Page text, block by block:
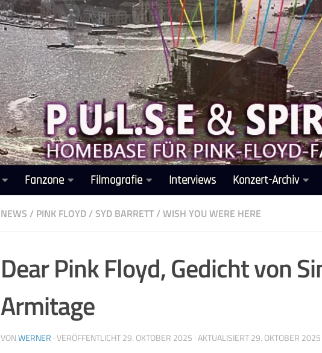
Fanzone Filmografie Interviews Konzert-Archiv
NEWS / PINK FLOYD/ SYD BARRETT/WISH YOU WERE HERE
Dear Pink Floyd, Gedicht von
Armitage
VONWERNER · VERÖFFENTLICHT29. OKTOBER 2025 · AKTUALISIERT29. OKTOBER 2025